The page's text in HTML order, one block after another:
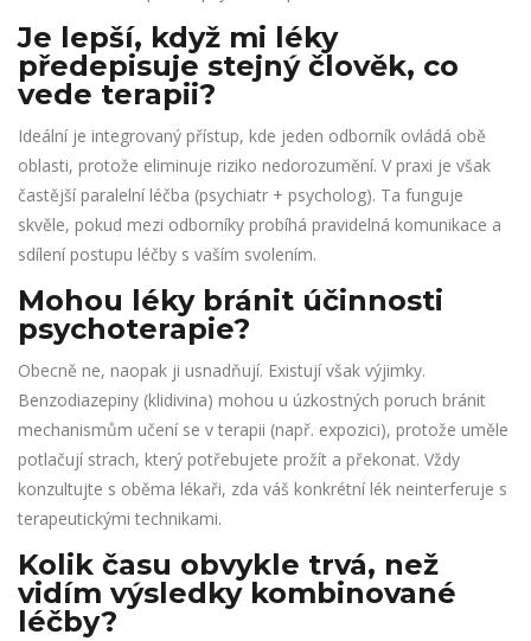
Je lepší, když mi léky
předepisuje stejný člověk, co
vede terapii?
Ideální je integrovaný přístup, kde jeden odborník ovládá obě
oblasti, protože eliminuje riziko nedorozumění. V praxi je však
častější paralelní léčba (psychiatr + psycholog). Ta funguje
skvěle, pokud mezi odborníky probíhá pravidelná komunikace a
sdílení postupu léčby s vaším svolením.
Mohou léky bránit účinnosti
psychoterapie?
Obecně ne, naopak ji usnadňují. Existují však výjimky.
Benzodiazepiny (klidivina) mohou u úzkostných poruch bránit
mechanismům učení se v terapii (např. expozici), protože uměle
potlačují strach, který potřebujete prožít a překonat. Vždy
konzultujte s oběma lékaři, zda váš konkrétní lék neinterferuje s
terapeutickými technikami.
Kolik času obvykle trvá, než
vidím výsledky kombinované
léčby?